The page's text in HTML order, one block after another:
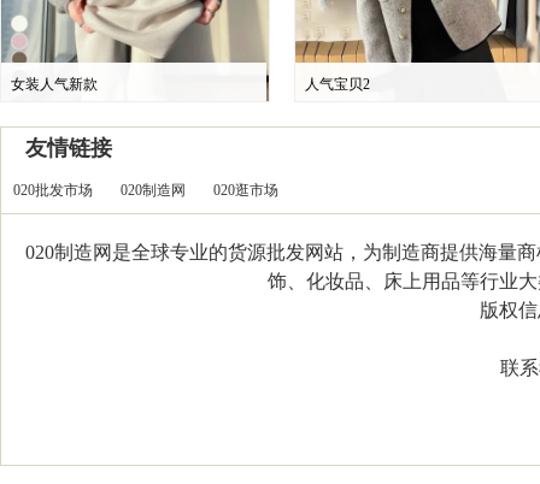
女装人气新款 人气宝贝2
友情链接
020批发市场 020制造网 020逛市场
020制造网是全球专业的货源批发网站，为制造商提供海量
饰、化妆品、床上用品等行业
版权信
联